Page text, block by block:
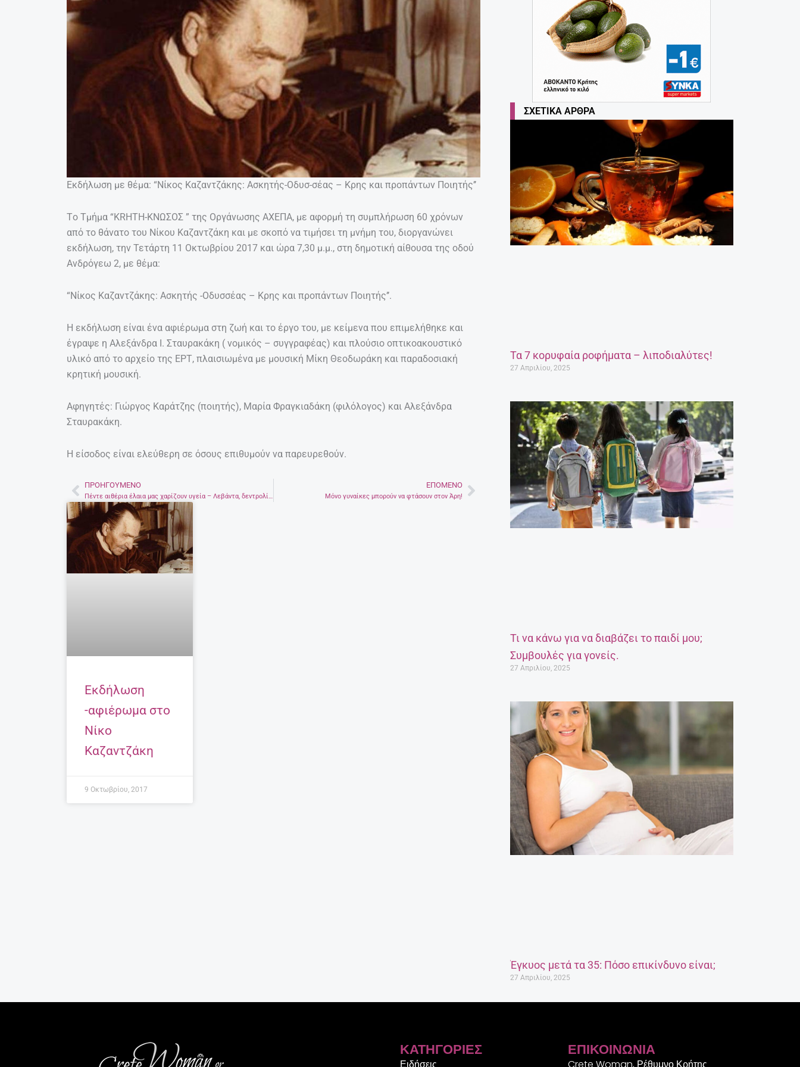
Εκδήλωση με θέμα: “Νίκος Καζαντζάκης: Ασκητής-Οδυσ-σέας – Κρης και προπάντων Ποιητής’’
Tο Τμήμα “KRHTH-ΚΝΩΣΟΣ ” της Οργάνωσης ΑΧΕΠΑ, με αφορμή τη συμπλήρωση 60 χρόνων
από το θάνατο του Νίκου Καζαντζάκη και με σκοπό να τιμήσει τη μνήμη του, διοργανώνει
εκδήλωση, την Τετάρτη 11 Οκτωβρίου 2017 και ώρα 7,30 μ.μ., στη δημοτική αίθουσα της οδού
Ανδρόγεω 2, με θέμα:
“Νίκος Καζαντζάκης: Ασκητής -Οδυσσέας – Κρης και προπάντων Ποιητής’’.
Η εκδήλωση είναι ένα αφιέρωμα στη ζωή και το έργο του, με κείμενα που επιμελήθηκε και
έγραψε η Αλεξάνδρα Ι. Σταυρακάκη ( νομικός – συγγραφέας) και πλούσιο οπτικοακουστικό
υλικό από το αρχείο της ΕΡΤ, πλαισιωμένα με μουσική Μίκη Θεοδωράκη και παραδοσιακή
κρητική μουσική.
Αφηγητές: Γιώργος Καράτζης (ποιητής), Μαρία Φραγκιαδάκη (φιλόλογος) και Αλεξάνδρα
Σταυρακάκη.
Η είσοδος είναι ελεύθερη σε όσους επιθυμούν να παρευρεθούν.
Prev
ΠΡΟΗΓΟΎΜΕΝΟ
Πέντε αιθέρια έλαια μας χαρίζουν υγεία – Λεβάντα, δεντρολίβανο, μέντα, πορτοκάλι και φασκόμηλο
ΕΠΌΜΕΝΟ
Μόνο γυναίκες μπορούν να φτάσουν στον Άρη!Next
Εκδήλωση
-αφιέρωμα στο
Νίκο
Καζαντζάκη
9 Οκτωβρίου, 2017
ΣΧΕΤΙΚΆ ΆΡΘΡΑ
Τα 7 κορυφαία ροφήματα – λιποδιαλύτες!
27 Απριλίου, 2025
Τι να κάνω για να διαβάζει το παιδί μου;
Συμβουλές για γονείς.
27 Απριλίου, 2025
Έγκυος μετά τα 35: Πόσο επικίνδυνο είναι;
27 Απριλίου, 2025
ΚΑΤΗΓΟΡΊΕΣ ΕΠΙΚΟΙΝΩΝΊΑ